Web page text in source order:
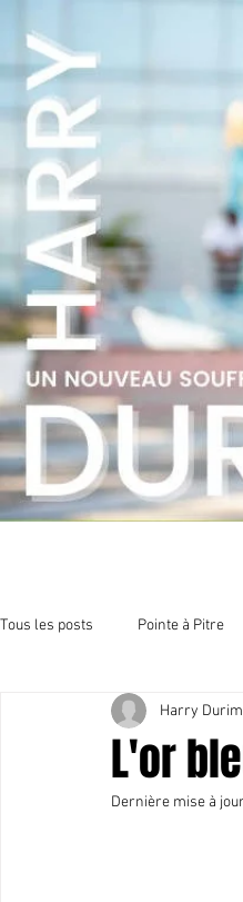
Tous les posts Pointe à Pitre
Sport et
L'or
Harry
Dernière mise à